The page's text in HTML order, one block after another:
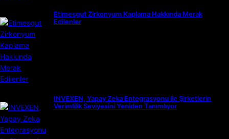
Etimesgut Zirkonyum Kaplama Hakkında Merak
Edilenler
INVEXEN, Yapay Zeka Entegrasyonu ile Şirketlerin
Verimlilik Seviyesini Yeniden Tanımlıyor